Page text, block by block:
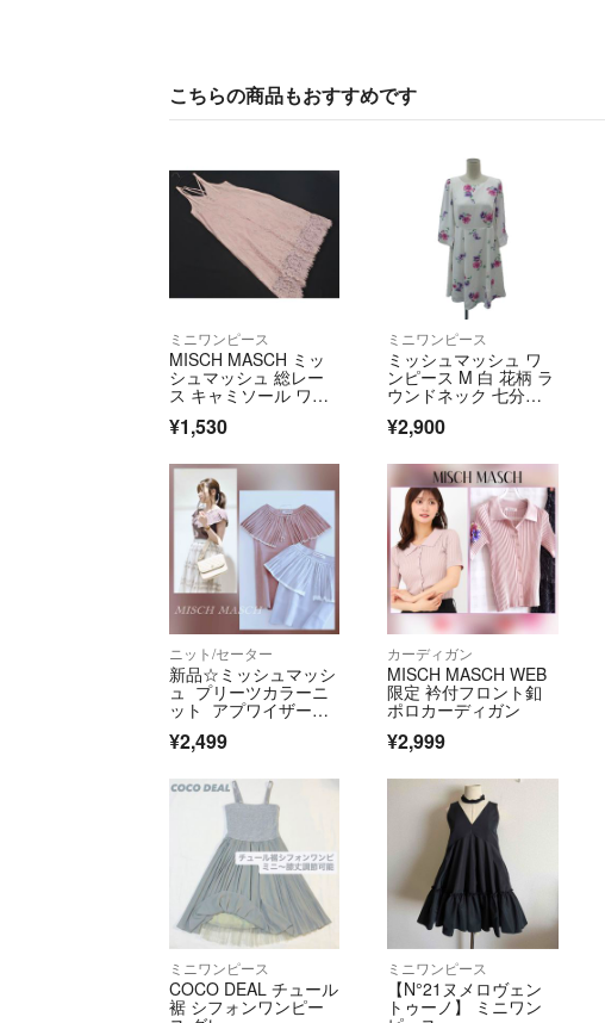
こちらの商品もおすすめです
ミニワンピース
MISCH MASCH ミッ
シュマッシュ 総レー
ス キャミソール ワン
ピース sizeM/ピンク ■
◆ レディース
¥1,530
ミニワンピース
ミッシュマッシュ ワ
ンピース M 白 花柄 ラ
ウンドネック 七分
袖 ミニ丈
¥2,900
ニット/セーター
新品☆ミッシュマッシ
ュ プリーツカラーニ
ット アプワイザーリ
¥2,499
カーディガン
MISCH MASCH WEB
限定 衿付フロント釦
ポロカーディガン
¥2,999
ミニワンピース
COCO DEAL チュール
裾 シフォンワンピー
ミニワンピース
【N°21ヌメロヴェン
トゥーノ】 ミニワン